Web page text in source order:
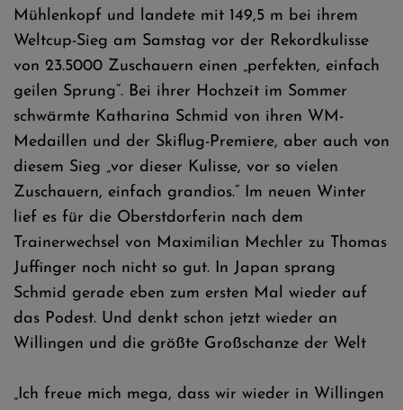
Mühlenkopf und landete mit 149,5 m bei ihrem
Weltcup-Sieg am Samstag vor der Rekordkulisse
von 23.5000 Zuschauern einen „perfekten, einfach
geilen Sprung“. Bei ihrer Hochzeit im Sommer
schwärmte Katharina Schmid von ihren WM-
Medaillen und der Skiflug-Premiere, aber auch von
diesem Sieg „vor dieser Kulisse, vor so vielen
Zuschauern, einfach grandios.“ Im neuen Winter
lief es für die Oberstdorferin nach dem
Trainerwechsel von Maximilian Mechler zu Thomas
Juffinger noch nicht so gut. In Japan sprang
Schmid gerade eben zum ersten Mal wieder auf
das Podest. Und denkt schon jetzt wieder an
Willingen und die größte Großschanze der Welt
„Ich freue mich mega, dass wir wieder in Willingen